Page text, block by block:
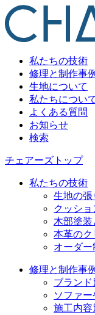
私たちの技術
修理と制作事例
生地について
私たちについ
よくある質問
お知らせ
検索
チェアーズトップ
私たちの技術
生地の張
クッシ
木部塗装
本革のク
オーダー
修理と制作事例
ブランド
ソファ
施工内容